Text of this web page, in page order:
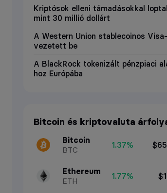
Kriptósok elleni támadásokkal
mint 30 millió dollárt
A Western Union stablecoinos
vezetett be
A BlackRock tokenizált pénzpiaci
hoz Európába
Bitcoin és kriptovaluta
Bitcoin
BTC
1.37%
Ethereum
ETH
1.77%